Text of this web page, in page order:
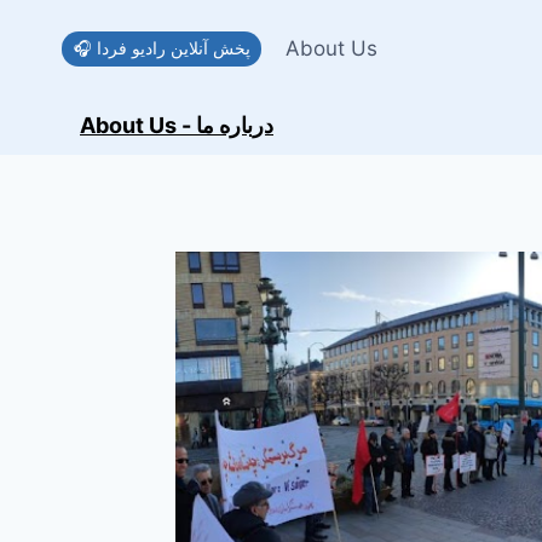
🎧 پخش آنلاین رادیو فردا About Us
About Us - درباره ما